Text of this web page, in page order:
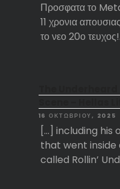
Προσφατα το
11 χρονια
το νεο 20ο
16 ΟΚΤΩΒΡΊΟΥ, 2025
[…] including his
that went inside
called Rollin’